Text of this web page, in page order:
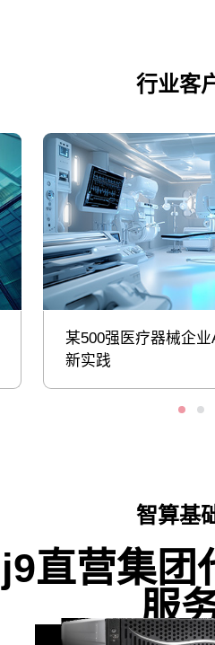
行业客
某500强医疗器械企
新实践
智算基
j9直营集团
服